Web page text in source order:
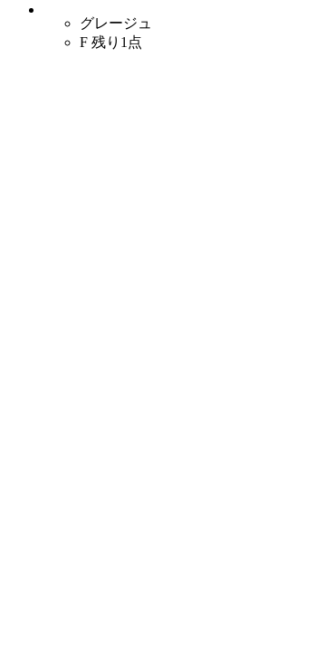
グレージュ
F 残り1点